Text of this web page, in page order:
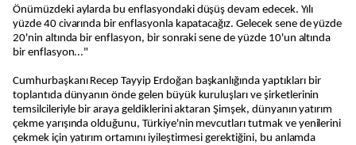
Önümüzdeki aylarda bu enflasyondaki düşüş devam edecek. Yılı
yüzde 40 civarında bir enflasyonla kapatacağız. Gelecek sene de yüzde
20'nin altında bir enflasyon, bir sonraki sene de yüzde 10'un altında
bir enflasyon..."
Cumhurbaşkanı Recep Tayyip Erdoğan başkanlığında yaptıkları bir
toplantıda dünyanın önde gelen büyük kuruluşları ve şirketlerinin
temsilcileriyle bir araya geldiklerini aktaran Şimşek, dünyanın yatırım
çekme yarışında olduğunu, Türkiye'nin mevcutları tutmak ve yenilerini
çekmek için yatırım ortamını iyileştirmesi gerektiğini, bu anlamda